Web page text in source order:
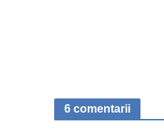
6 comentarii